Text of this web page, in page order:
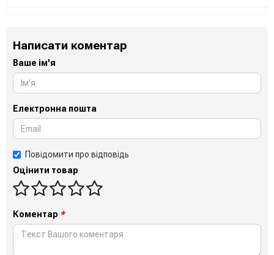
Написати коментар
Ваше ім'я
Електронна пошта
Повідомити про відповідь
Оцінити товар
Коментар *